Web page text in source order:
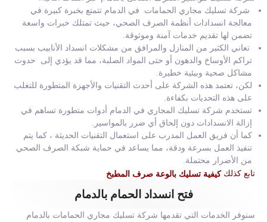
شركة تسليك مجاري الحمامات في الدمام تتمتع بخبرة كبيرة في
معالجة انسدادات أنظمة الصرف الصحي، حيث تمتلك خبرات واسعة
تضمن لها تقديم خدمات آمنة وموثوقة.
تعاني الكثير من المنازل والمرافق من مشكلات انسداد الأنابيب بسبب
تراكم الأوساخ والدهون أو حتى المواد الصلبة، مما قد يؤدي إلى حدوث
مشاكل صحية وبيئية خطيرة.
لكن، تعتمد هذه الشركة على أحدث التقنيات والأجهزة المتطورة للتغلب
على هذه التحديات بكفاءة.
تستخدم شركة تسليك المجاري في الدمام أدوات متطورة تساهم في
إزالة الانسدادات دون إلحاق أي ضرر بالمواسير.
كما أن فريق العمل المدرب على استعمال التقنيات الحديثة ، كما يتم
تنفيذ العمل بسرعة ودقة، مما يساعد في حماية شبكة الصرف الصحي
من الأضرار محتملة.
تابع كذلككيفية تسليك بالوعة صرف المطبخ
فتح انسداد الحمام بالدمام
سنوفر الخدمات التي تقدمها شركة تسليك مجاري الحمامات بالدمام